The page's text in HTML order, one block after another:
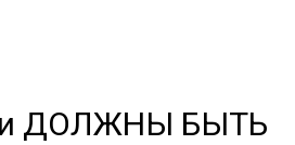
ДОЛЖНЫ БЫТЬ